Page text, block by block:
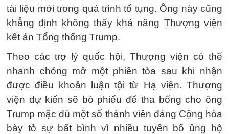
tài liệu mới trong quá trình tố tụng. Ông này cũng
khẳng định không thấy khả năng Thượng viện
kết án Tổng thống Trump.
Theo các trợ lý quốc hội, Thượng viện có thể
nhanh chóng mở một phiên tòa sau khi nhận
được điều khoản luận tội từ Hạ viện. Thượng
viện dự kiến sẽ bỏ phiếu để tha bổng cho ông
Trump mặc dù một số thành viên đảng Cộng hòa
bày tỏ sự bất bình vì nhiều tuyên bố ủng hộ